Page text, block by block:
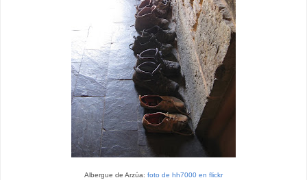
Albergue de Arzúa: foto de hh7000 en flickr